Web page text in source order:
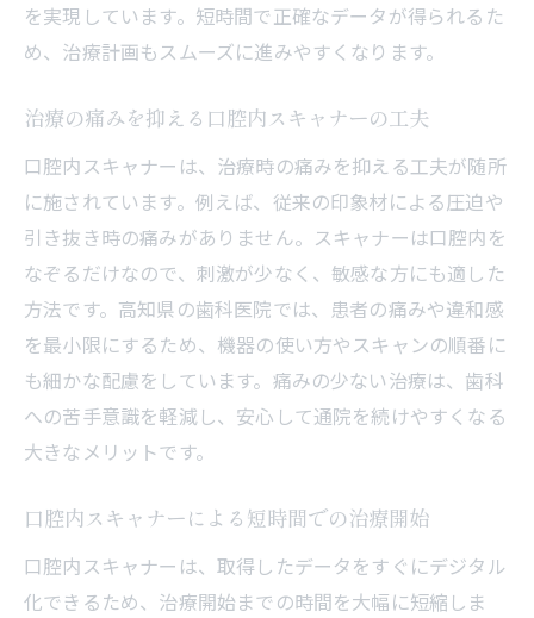
を実現しています。短時間で正確なデータが得られるた
め、治療計画もスムーズに進みやすくなります。
治療の痛みを抑える口腔内スキャナーの工夫
口腔内スキャナーは、治療時の痛みを抑える工夫が随所
に施されています。例えば、従来の印象材による圧迫や
引き抜き時の痛みがありません。スキャナーは口腔内を
なぞるだけなので、刺激が少なく、敏感な方にも適した
方法です。高知県の歯科医院では、患者の痛みや違和感
を最小限にするため、機器の使い方やスキャンの順番に
も細かな配慮をしています。痛みの少ない治療は、歯科
への苦手意識を軽減し、安心して通院を続けやすくなる
大きなメリットです。
口腔内スキャナーによる短時間での治療開始
口腔内スキャナーは、取得したデータをすぐにデジタル
化できるため、治療開始までの時間を大幅に短縮しま